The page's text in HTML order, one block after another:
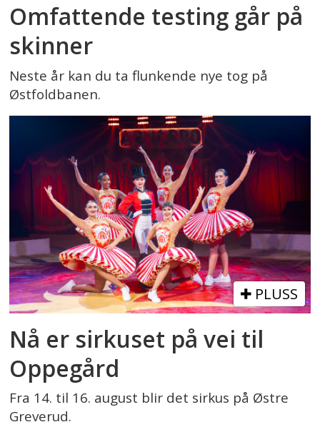
Omfattende testing går på
skinner
Neste år kan du ta flunkende nye tog på
Østfoldbanen.
PLUSS
Nå er sirkuset på vei til
Oppegård
Fra 14. til 16. august blir det sirkus på Østre
Greverud.